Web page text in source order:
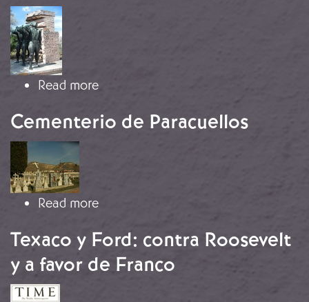
Image
Read moreabout Monumento a los Voluntarios
Cementerio de Paracuellos
Image
Read moreabout Cementerio de Paracuellos
Texaco y Ford: contra Roosevelt
y a favor de Franco
Image